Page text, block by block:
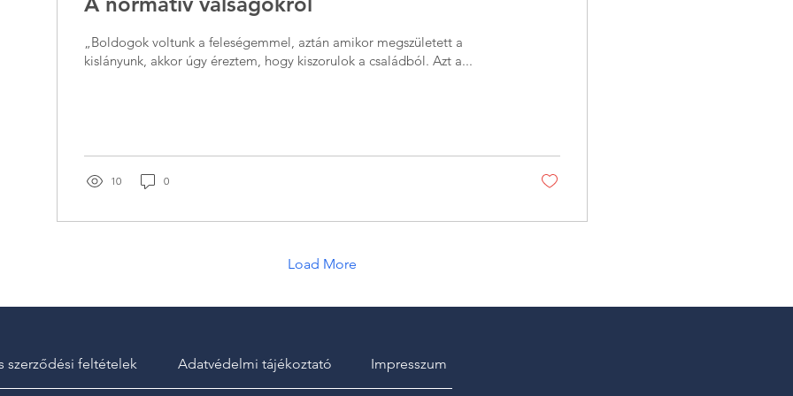
„Boldogok voltunk a feleségemmel, aztán amikor megszületett a
kislányunk, akkor úgy éreztem, hogy kiszorulok a családból. Azt a...
10 0
Load More
szerződési feltételek Adatvédelmi tájékoztató Impresszum